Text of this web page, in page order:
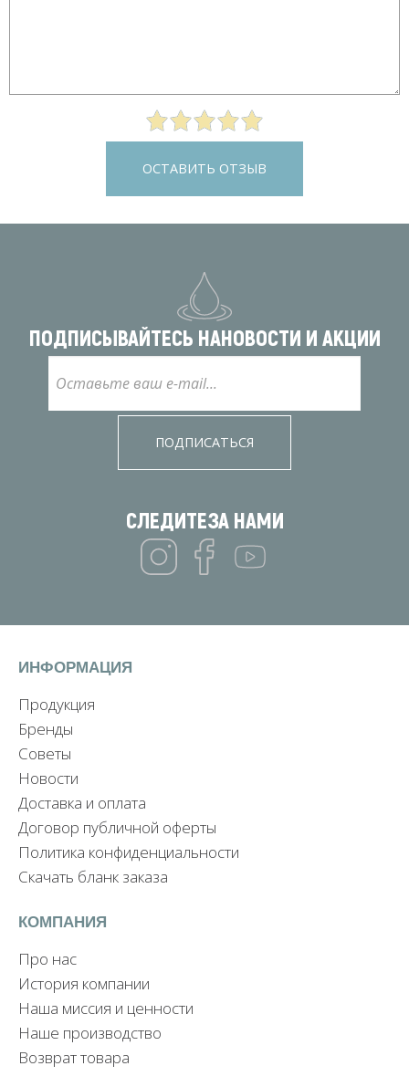
ОСТАВИТЬ ОТЗЫВ
ПОДПИСЫВАЙТЕСЬ НАНОВОСТИ И АКЦИИ
ПОДПИСАТЬСЯ
СЛЕДИТЕЗА НАМИ
ИНФОРМАЦИЯ
Продукция
Бренды
Советы
Новости
Доставка и оплата
Договор публичной оферты
Политика конфиденциальности
Скачать бланк заказа
КОМПАНИЯ
Про нас
История компании
Наша миссия и ценности
Наше производство
Возврат товара